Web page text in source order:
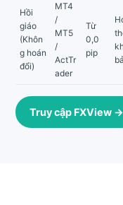
Hồi
giáo
(Khôn
g hoán
đổi)
MT4
/
MT5
/
ActTr
ader
Từ
0,0
pip
Truy cập FXView →